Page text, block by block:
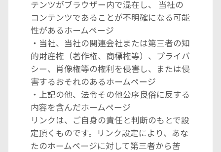
テンツがブラウザー内で混在し、 当社の
コンテンツであることが不明確になる可能
性があるホームページ
・当社、当社の関連会社または第三者の知
的財産権（著作権、商標権等）、プライバ
シー、肖像権等の権利を侵害し、または侵
害するおそれのあるホームページ
・上記の他、法令その他公序良俗に反する
内容を含んだホームページ
リンクは、ご自身の責任と判断のもとで設
定頂くものです。リンク設定により、あな
たのホームページに対して第三者から苦